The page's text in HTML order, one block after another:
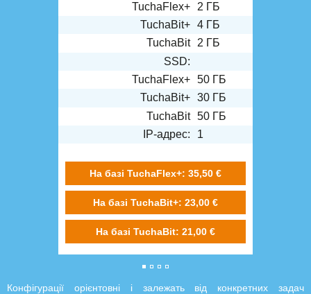
TuchaFlex+
2 ГБ
TuchaBit+ 4 ГБ
TuchaBit
2 ГБ
SSD:
TuchaFlex+ 50 ГБ
TuchaBit+ 30 ГБ
TuchaBit 50 ГБ
IP-адрес:
1
На базі TuchaFlex+: 35,50 €
На базі TuchaBit+: 23,00 €
На базі TuchaBit: 21,00 €
Конфігурації орієнтовні і залежать від конкретних задач